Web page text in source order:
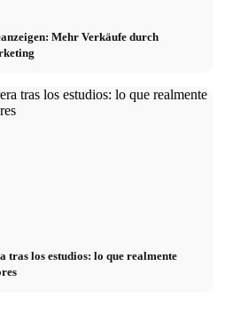
Mehr Verkäufe durch
tras los estudios: lo que realmente